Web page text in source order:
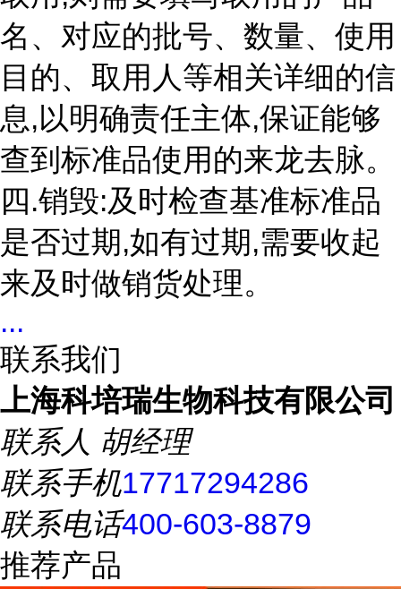
名、对应的批号、数量、使用
目的、取用人等相关详细的信
息,以明确责任主体,保证能够
查到标准品使用的来龙去脉。
四.销毁:及时检查基准标准品
是否过期,如有过期,需要收起
来及时做销货处理。
...
联系我们
上海科培瑞生物科技有限公司
联系人 胡经理
联系手机17717294286
联系电话400-603-8879
推荐产品